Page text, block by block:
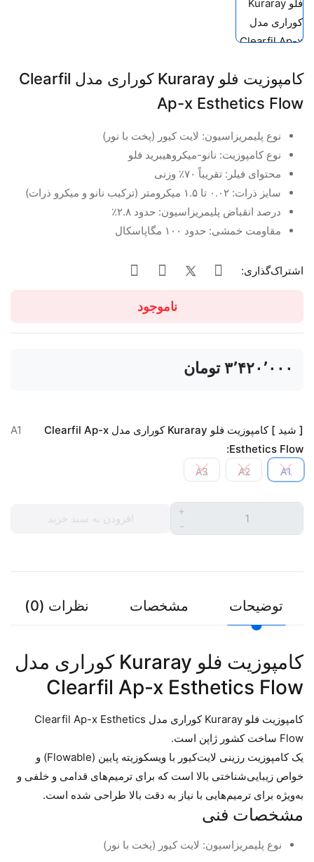
کامپوزیت فلو Kuraray کوراری مدل Clearfil
Ap-x Esthetics Flow
نوع پلیمریزاسیون: لایت کیور (پخت با نور)
نوع کامپوزیت: نانو-میکروهیبرید فلو
محتوای فیلر: تقریباً ۷۰٪ وزنی
سایز ذرات: ۰.۰۲ تا ۱.۵ میکرومتر (ترکیب نانو و میکرو ذرات)
درصد انقباض پلیمریزاسیون: حدود ۲.۸٪
مقاومت خمشی: حدود ۱۰۰ مگاپاسکال
اشتراک‌گذاری:
ناموجود
‎ ۳٬۴۲۰٬۰۰۰تومان
[ شید ] کامپوزیت فلو Kuraray کوراری مدل Clearfil Ap-x
Esthetics Flow:
A1
A1
A2
A3
-
+
افزودن به سبد خرید
توضیحات مشخصات نظرات (0)
کامپوزیت فلو Kuraray کوراری مدل
Clearfil Ap-x Esthetics Flow
کامپوزیت فلو Kuraray کوراری مدل Clearfil Ap-x Esthetics
Flow ساخت کشور ژاپن است.
یک کامپوزیت رزینی لایت‌کیور با ویسکوزیته پایین (Flowable) و
خواص زیبایی‌شناختی بالا است که برای ترمیم‌های قدامی و خلفی و
به‌ویژه برای ترمیم‌هایی با نیاز به دقت بالا طراحی شده است.
مشخصات فنی
نوع پلیمریزاسیون: لایت کیور (پخت با نور)